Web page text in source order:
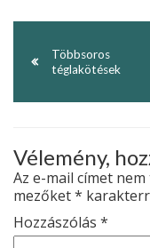
Többsoros
téglakötések
Vélemény,
Az e-mail címet
mezőket*
Hozzászólás *